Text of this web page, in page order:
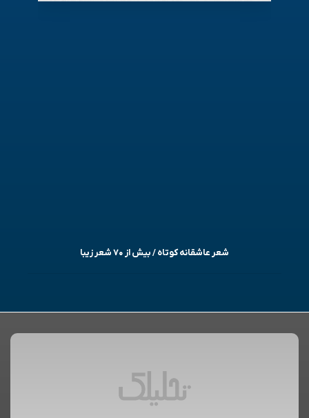
شعر عاشقانه کوتاه / بیش از ۷۰ شعر زیبا